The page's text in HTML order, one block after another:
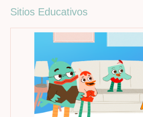
Sitios Educativos